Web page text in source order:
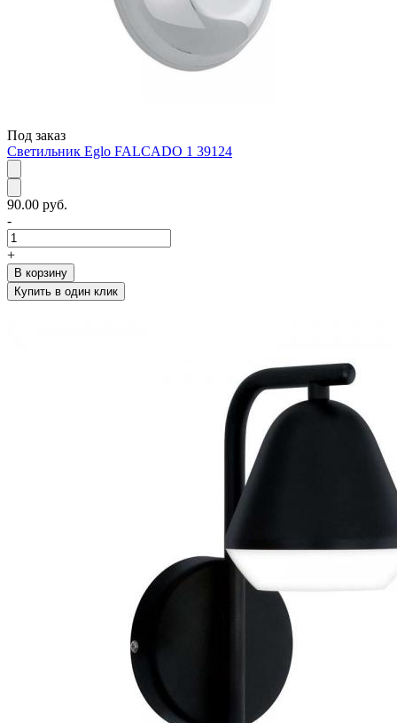
Под заказ
Светильник Eglo FALCADO 1 39124
90.00 руб.
-
+
В корзину
Купить в один клик